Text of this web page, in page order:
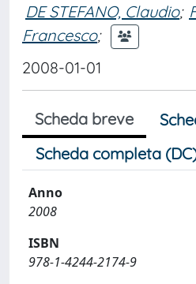
DE STEFANO, Claudio;
Francesco;
2008-01-01
Scheda breve
Scheda completa
Anno
2008
ISBN
978-1-4244-2174-9